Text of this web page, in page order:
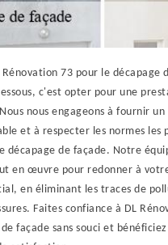
Rénovation 73 pour le décapage
c'est opter pour une
nous engageons à fournir un
et à respecter les normes les
décapage de façade. Notre
en œuvre pour redonner à
en éliminant les traces de
Faites confiance à DL
façade sans souci et